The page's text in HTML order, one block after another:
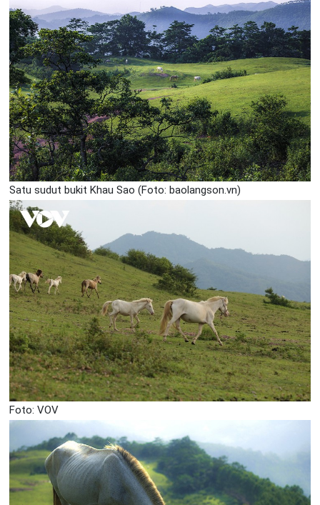
Satu sudut bukit Khau Sao (Foto: baolangson.vn)
Foto: VOV